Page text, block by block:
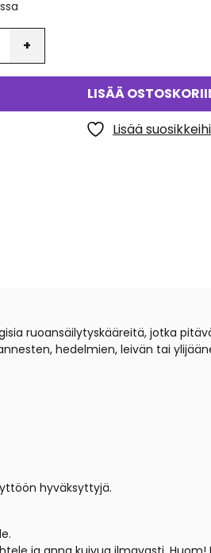
LISÄÄ
Lisää
ruoansäilytyskääreitä, jotka
hedelmien, leivän tai
hyväksyttyjä.